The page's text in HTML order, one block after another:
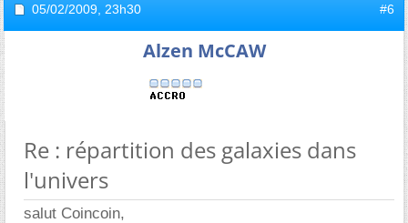
05/02/2009, 23h30 #6
Alzen McCAW
Re : répartition des galaxies dans
l'univers
salut Coincoin,